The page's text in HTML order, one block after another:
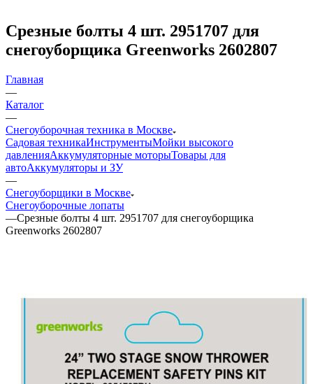
Cрезные болты 4 шт. 2951707 для
снегоуборщика Greenworks 2602807
Главная
—
Каталог
—
Снегоуборочная техника в Москве
Садовая техникаИнструментыМойки высокого
давленияАккумуляторные моторыТовары для
автоАккумуляторы и ЗУ
—
Снегоуборщики в Москве
Снегоуборочные лопаты
—Cрезные болты 4 шт. 2951707 для снегоуборщика
Greenworks 2602807